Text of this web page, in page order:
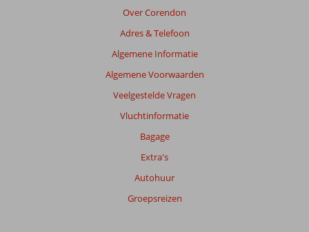
Over Corendon
Adres & Telefoon
Algemene Informatie
Algemene Voorwaarden
Veelgestelde Vragen
Vluchtinformatie
Bagage
Extra's
Autohuur
Groepsreizen